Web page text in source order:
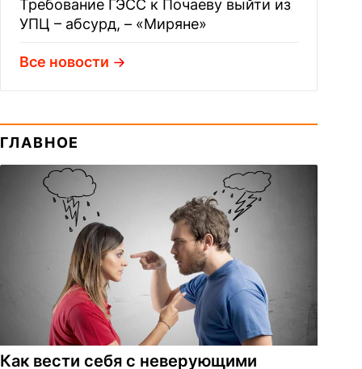
Требование ГЭСС к Почаеву выйти из
УПЦ – абсурд, – «Миряне»
Все новости
ГЛАВНОЕ
Как вести себя с неверующими